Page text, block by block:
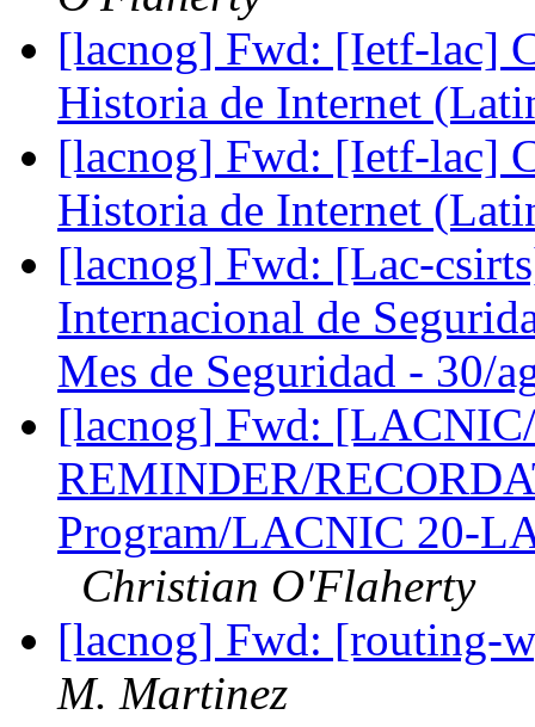
[lacnog] Fwd: [Ietf-lac]
Historia de Internet
[lacnog] Fwd: [Ietf-lac]
Historia de Internet
[lacnog] Fwd: [Lac-
Internacional de
Mes de Seguridad - 30/
[lacnog] Fwd:
REMINDER/
Program/LACNIC 20-
Christian O'Flaherty
[lacnog] Fwd: [routing-
M. Martinez